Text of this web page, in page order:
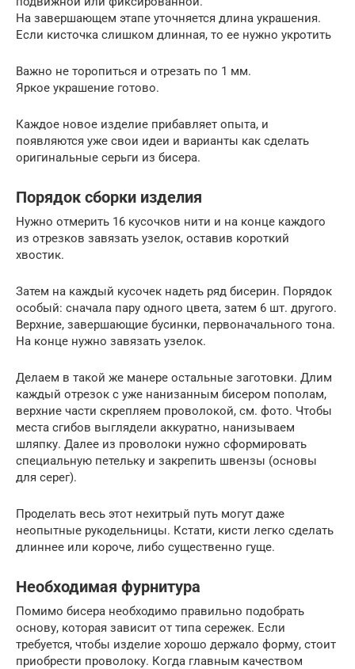
На завершающем этапе уточняется длина украшения.
Если кисточка слишком длинная, то ее нужно укротить
Важно не торопиться и отрезать по 1 мм.
Яркое украшение готово.
Каждое новое изделие прибавляет опыта, и
появляются уже свои идеи и варианты как сделать
оригинальные серьги из бисера.
Порядок сборки изделия
Нужно отмерить 16 кусочков нити и на конце каждого
из отрезков завязать узелок, оставив короткий
хвостик.
Затем на каждый кусочек надеть ряд бисерин. Порядок
особый: сначала пару одного цвета, затем 6 шт. другого.
Верхние, завершающие бусинки, первоначального тона.
На конце нужно завязать узелок.
Делаем в такой же манере остальные заготовки. Длим
каждый отрезок с уже нанизанным бисером пополам,
верхние части скрепляем проволокой, см. фото. Чтобы
места сгибов выглядели аккуратно, нанизываем
шляпку. Далее из проволоки нужно сформировать
специальную петельку и закрепить швензы (основы
для серег).
Проделать весь этот нехитрый путь могут даже
неопытные рукодельницы. Кстати, кисти легко сделать
длиннее или короче, либо существенно гуще.
Необходимая фурнитура
Помимо бисера необходимо правильно подобрать
основу, которая зависит от типа сережек. Если
требуется, чтобы изделие хорошо держало форму, стоит
приобрести проволоку. Когда главным качеством